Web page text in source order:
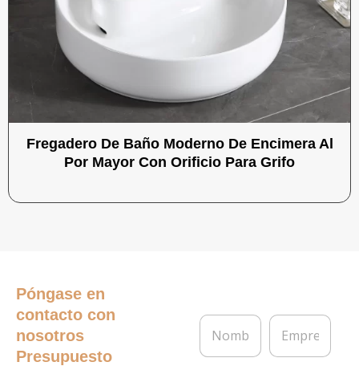
Fregadero De Baño Moderno De Encimera Al
Por Mayor Con Orificio Para Grifo
Póngase en
contacto con
nosotros
Presupuesto
N
m
E
p